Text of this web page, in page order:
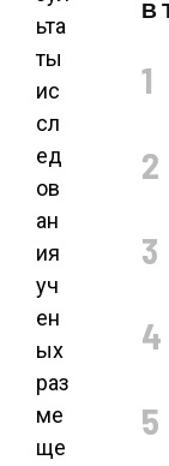
ьта
ты
ис
сл
ед
ов
ан
ия
уч
ен
ых
раз
ме
ще
В